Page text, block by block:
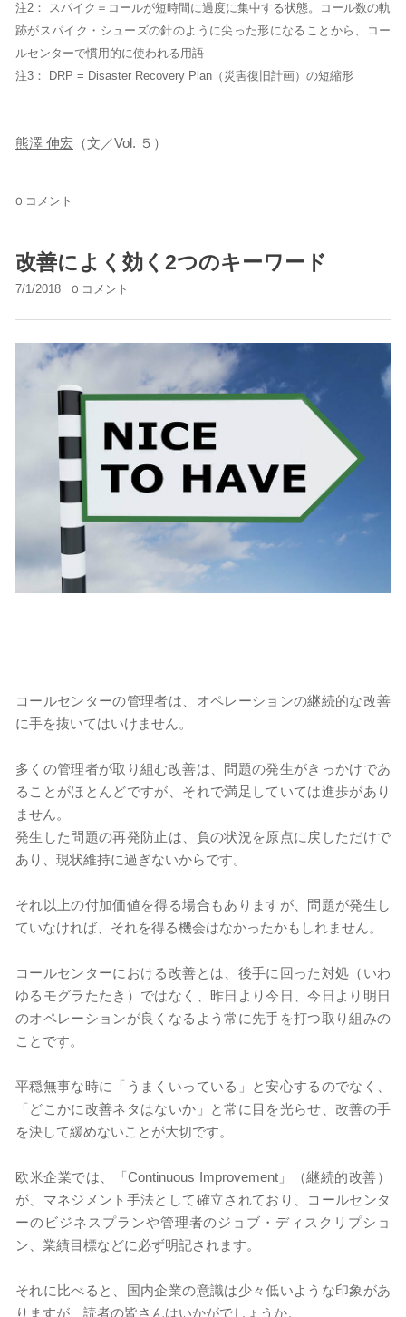
注2： スパイク＝コールが短時間に過度に集中する状態。コール数の軌
跡がスパイク・シューズの針のように尖った形になることから、コー
ルセンターで慣用的に使われる用語
注3： DRP = Disaster Recovery Plan（災害復旧計画）の短縮形
熊澤 伸宏 （文／Vol. ５）
0 コメント
改善によく効く2つのキーワード
7/1/2018 0 コメント
コールセンターの管理者は、オペレーションの継続的な改善
に手を抜いてはいけません。
多くの管理者が取り組む改善は、問題の発生がきっかけであ
ることがほとんどですが、それで満足していては進歩があり
ません。
発生した問題の再発防止は、 負の状況を原点に戻しただけで
あり、 現状維持に過ぎないからです。
それ以上の付加価値を得る場合もありますが、問題が発生し
ていなければ、それを得る機会はなかったかもしれません。
コールセンターにおける改善とは、後手に回った対処（いわ
ゆるモグラたたき）ではなく、昨日より今日、今日より明日
のオペレーションが良くなるよう常に先手を打つ取り組みの
ことです。
平穏無事な時に「うまくいっている」と安心するのでなく、
「どこかに改善ネタはないか」と常に目を光らせ、改善の手
を決して緩めないことが大切です。
欧米企業では、「Continuous Improvement」（継続的改善）
が、マネジメント手法として確立されており、コールセンタ
ーのビジネスプランや管理者のジョブ・ディスクリプショ
ン、業績目標などに必ず明記されます。
それに比べると、国内企業の意識は少々低いような印象があ
りますが、読者の皆さんはいかがでしょうか。